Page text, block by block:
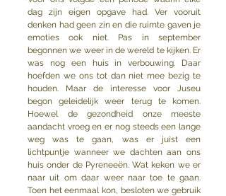
dag zijn eigen opgave had. Ver vooruit
denken had geen zin en die ruimte gaven je
emoties ook niet. Pas in september
begonnen we weer in de wereld te kijken. Er
was nog een huis in verbouwing. Daar
hoefden we ons tot dan niet mee bezig te
houden. Maar de interesse voor Juseu
begon geleidelijk weer terug te komen.
Hoewel de gezondheid onze meeste
aandacht vroeg en er nog steeds een lange
weg was te gaan, was er juist een
lichtpuntje wanneer we dachten aan ons
huis onder de Pyreneeën. Wat keken we er
naar uit om daar weer naar toe te gaan.
Toen het eenmaal kon, besloten we gebruik